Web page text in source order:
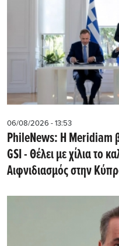
06/08/2026 - 13:53
PhileNews: Η Meridiam
GSI - Θέλει με χίλια το
Αιφνιδιασμός στην